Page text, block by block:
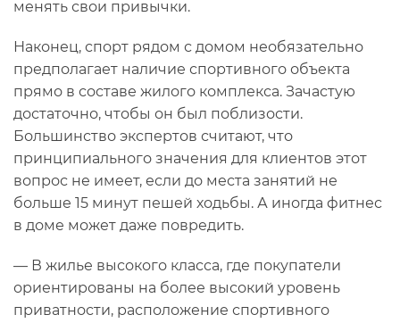
менять свои привычки.
Наконец, спорт рядом с домом необязательно
предполагает наличие спортивного объекта
прямо в составе жилого комплекса. Зачастую
достаточно, чтобы он был поблизости.
Большинство экспертов считают, что
принципиального значения для клиентов этот
вопрос не имеет, если до места занятий не
больше 15 минут пешей ходьбы. А иногда фитнес
в доме может даже повредить.
— В жилье высокого класса, где покупатели
ориентированы на более высокий уровень
приватности, расположение спортивного